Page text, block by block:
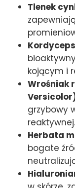
Tlenek
kojącym i
Wrośniak
grzybowy
reaktywnej.
Herbata
bogate